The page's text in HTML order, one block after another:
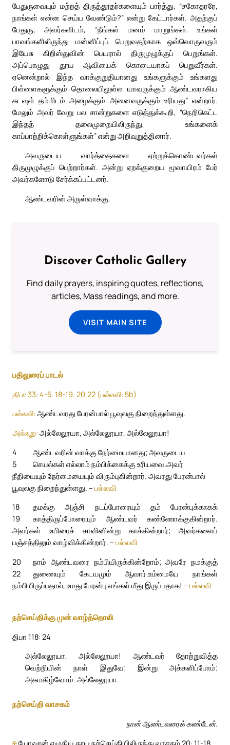
பேதுருவையும் மற்றத் திருத்தூதர்களையும் பார்த்து, “சகோதரரே,
நாங்கள் என்ன செய்ய வேண்டும்?” என்று கேட்டார்கள். அதற்குப்
பேதுரு, அவர்களிடம், “நீங்கள் மனம் மாறுங்கள். உங்கள்
பாவங்களிலிருந்து மன்னிப்புப் பெறுவதற்காக ஒவ்வொருவரும்
இயேசு கிறிஸ்துவின் பெயரால் திருமுழுக்குப் பெறுங்கள்.
அப்பொழுது தூய ஆவியைக் கொடையாகப் பெறுவீர்கள்.
ஏனென்றால் இந்த வாக்குறுதியானது உங்களுக்கும் உங்களது
பிள்ளைகளுக்கும் தொலையிலுள்ள யாவருக்கும் ஆண்டவராகிய
கடவுள் தம்மிடம் அழைக்கும் அனைவருக்கும் உரியது” என்றார்.
மேலும் அவர் வேறு பல சான்றுகளை எடுத்துக்கூறி, “நெறிகெட்ட
இந்தத் தலைமுறையிலிருந்து, உங்களைக்
காப்பாற்றிக்கொள்ளுங்கள்” என்று அறிவுறுத்தினார்.
அவருடைய வார்த்தைகளை ஏற்றுக்கொண்டவர்கள்
திருமுழுக்குப் பெற்றார்கள். அன்று ஏறக்குறைய மூவாயிரம் பேர்
அவர்களோடு சேர்க்கப்பட்டனர்.
ஆண்டவரின் அருள்வாக்கு.
Discover Catholic Gallery
Find daily prayers, inspiring quotes, reflections,
articles, Mass readings, and more.
VISIT MAIN SITE
பதிலுரைப் பாடல்
திபா 33: 4-5. 18-19. 20,22 (பல்லவி: 5b)
பல்லவி: ஆண்டவரது பேரன்பால் பூவுலகு நிறைந்துள்ளது.
அல்லது: அல்லேலூயா, அல்லேலூயா, அல்லேலூயா!
4
ஆண்டவரின் வாக்கு நேர்மையானது; அவருடைய
செயல்கள் எல்லாம் நம்பிக்கைக்கு உரியவை.
5
அவர்
நீதியையும் நேர்மையையும் விரும்புகின்றார்; அவரது பேரன்பால்
பூவுலகு நிறைந்துள்ளது. – பல்லவி
18
தமக்கு அஞ்சி நடப்போரையும் தம் பேரன்புக்காகக்
காத்திருப்போரையும் ஆண்டவர் கண்ணோக்குகின்றார்.
19
அவர்கள் உயிரைச் சாவினின்று காக்கின்றார்; அவர்களைப்
பஞ்சத்திலும் வாழ்விக்கின்றார். – பல்லவி
20
நாம் ஆண்டவரை நம்பியிருக்கின்றோம்; அவரே நமக்குத்
துணையும் கேடயமும் ஆவார்.
22
உம்மையே நாங்கள்
நம்பியிருப்பதால், உமது பேரன்பு எங்கள் மீது இருப்பதாக! – பல்லவி
நற்செய்திக்கு முன் வாழ்த்தொலி
திபா 118: 24
அல்லேலூயா, அல்லேலூயா! ஆண்டவர் தோற்றுவித்த
வெற்றியின் நாள் இதுவே; இன்று அக்களிப்போம்;
அகமகிழ்வோம். அல்லேலூயா.
நற்செய்தி வாசகம்
நான் ஆண்டவரைக் கண்டேன்.
✠யோவான் எழுதிய தூய நற்செய்தியிலிருந்து வாசகம் 20: 11-18